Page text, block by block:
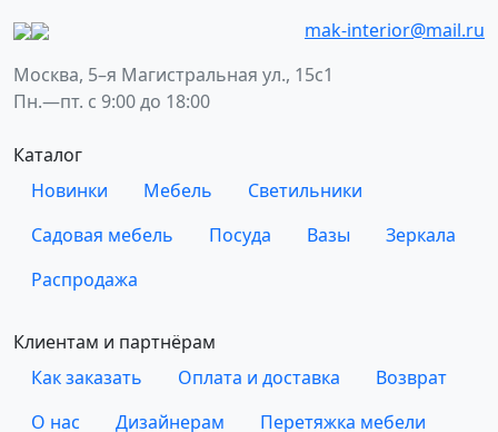
mak-interior@mail.ru
Москва, 5–я Магистральная ул., 15с1
Пн.—пт. с 9:00 до 18:00
Каталог
Новинки
Мебель
Светильники
Садовая мебель
Посуда Вазы
Зеркала
Распродажа
Клиентам и партнёрам
Как заказать
Оплата и доставка
Возврат
О нас
Дизайнерам Перетяжка мебели